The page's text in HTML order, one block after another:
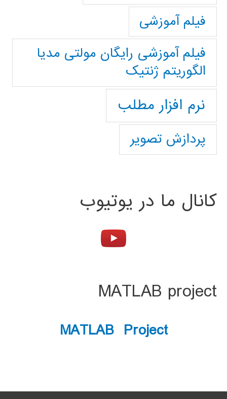
فیلم آموزشی
فیلم آموزشی رایگان مولتی مدیا
الگوریتم ژنتیک
نرم افزار مطلب
پردازش تصویر
کانال ما در یوتیوب
MATLAB project
MATLAB Project